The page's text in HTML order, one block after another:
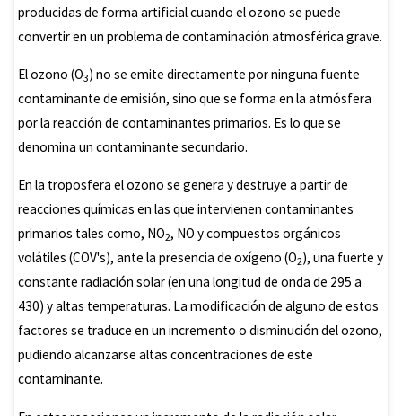
producidas de forma artificial cuando el ozono se puede
convertir en un problema de contaminación atmosférica grave.
El ozono (O3) no se emite directamente por ninguna fuente
contaminante de emisión, sino que se forma en la atmósfera
por la reacción de contaminantes primarios. Es lo que se
denomina un contaminante secundario.
En la troposfera el ozono se genera y destruye a partir de
reacciones químicas en las que intervienen contaminantes
primarios tales como, NO2, NO y compuestos orgánicos
volátiles (COV's), ante la presencia de oxígeno (O2), una fuerte y
constante radiación solar (en una longitud de onda de 295 a
430) y altas temperaturas. La modificación de alguno de estos
factores se traduce en un incremento o disminución del ozono,
pudiendo alcanzarse altas concentraciones de este
contaminante.